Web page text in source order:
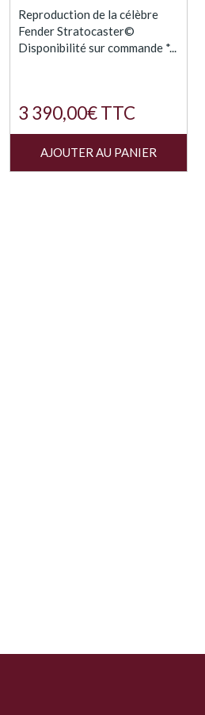
Reproduction de la célèbre
Fender Stratocaster©
Disponibilité sur commande *...
3 390,00€ TTC
AJOUTER AU PANIER